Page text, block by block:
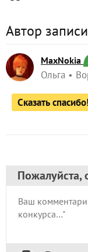
Автор
MaxNokia
Ольга
Сказать спасибо!
Пожалуйста,